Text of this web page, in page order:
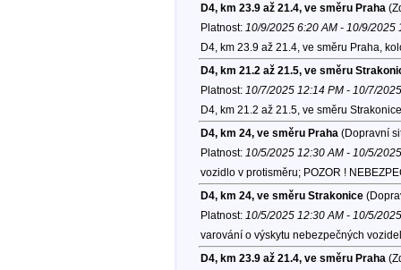
D4, km 23.9 až 21.4, ve směru Praha
Platnost: 10/9/2025 6:20 AM - 10/9/2025
D4, km 23.9 až 21.4, ve směru Praha,
D4, km 21.2 až 21.5, ve směru
Platnost: 10/7/2025 12:14 PM - 10/7/
D4, km 21.2 až 21.5, ve směru
D4, km 24, ve směru Praha (Dopravní
Platnost: 10/5/2025 12:30 AM - 10/5/
vozidlo v protisměru; POZOR !
D4, km 24, ve směru Strakonice
Platnost: 10/5/2025 12:30 AM - 10/5/
varování o výskytu nebezpečných
D4, km 23.9 až 21.4, ve směru Praha